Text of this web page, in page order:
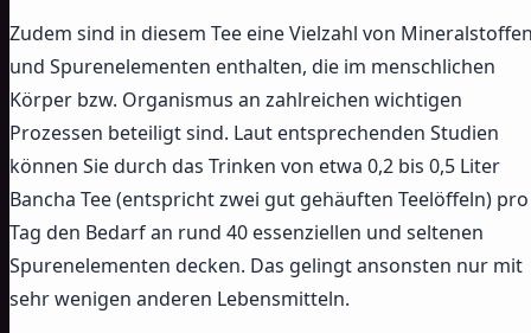
Zudem sind in diesem Tee eine Vielzahl von
und Spurenelementen enthalten, die im menschlichen
Körper bzw. Organismus an zahlreichen wichtigen
Prozessen beteiligt sind. Laut entsprechenden Studien
können Sie durch das Trinken von etwa 0,2 bis 0,5 Liter
Bancha Tee (entspricht zwei gut gehäuften Teelöffeln) pro
Tag den Bedarf an rund 40 essenziellen und seltenen
Spurenelementen decken. Das gelingt ansonsten nur mit
sehr wenigen anderen Lebensmitteln.